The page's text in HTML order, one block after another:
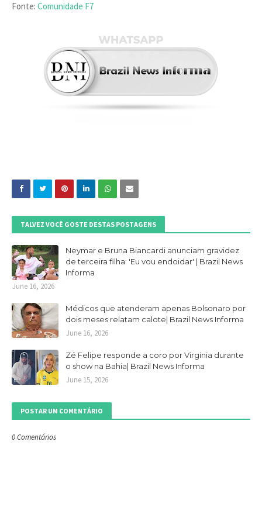
Fonte: Comunidade F7
TALVEZ VOCÊ GOSTE DESTAS POSTAGENS
Neymar e Bruna Biancardi anunciam gravidez
de terceira filha: 'Eu vou endoidar' | Brazil News
Informa
June 16, 2026
Médicos que atenderam apenas Bolsonaro por
dois meses relatam calote| Brazil News Informa
June 16, 2026
Zé Felipe responde a coro por Virginia durante
o show na Bahia| Brazil News Informa
June 15, 2026
POSTAR UM COMENTÁRIO
0 Comentários